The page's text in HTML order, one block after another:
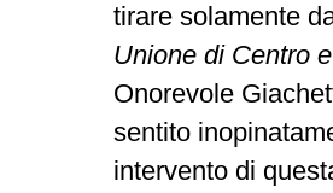
tirare solamente
Unione di Centro
Onorevole
sentito
intervento di